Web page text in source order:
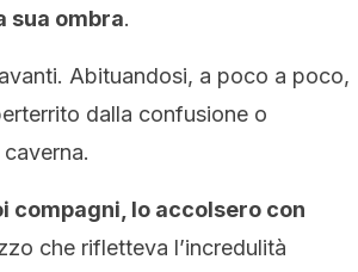
sua ombra.
Abituandosi, a poco a poco,
dalla confusione o
compagni, lo accolsero con
che rifletteva l’incredulità